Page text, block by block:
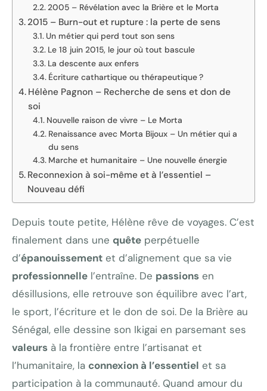
2005 – Révélation avec la Brière et le Morta
2015 – Burn-out et rupture : la perte de sens
Un métier qui perd tout son sens
Le 18 juin 2015, le jour où tout bascule
La descente aux enfers
Écriture cathartique ou thérapeutique ?
Hélène Pagnon – Recherche de sens et don de
soi
Nouvelle raison de vivre – Le Morta
Renaissance avec Morta Bijoux – Un métier qui a
du sens
Marche et humanitaire – Une nouvelle énergie
Reconnexion à soi-même et à l’essentiel –
Nouveau défi
Depuis toute petite, Hélène rêve de voyages. C’est
finalement dans une quête perpétuelle
d’épanouissement et d’alignement que sa vie
professionnelle l’entraîne. De passions en
désillusions, elle retrouve son équilibre avec l’art,
le sport, l’écriture et le don de soi. De la Brière au
Sénégal, elle dessine son Ikigai en parsemant ses
valeurs à la frontière entre l’artisanat et
l’humanitaire, la connexion à l’essentiel et sa
participation à la communauté. Quand amour du